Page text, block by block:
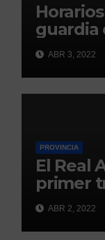
guardia
de abril
ABR 3, 2022
PROVINCIA
El Real
primer
300.000
ABR 2, 2022